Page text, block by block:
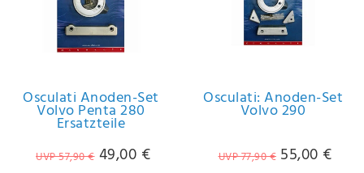
IHRE E-MAIL ADRESSE
Osculati Anoden-Set
Volvo Penta 280
Ersatzteile
UVP 57,90 € 49,00 €
Osculati: Anoden-Set
Volvo 290
UVP 77,90 € 55,00 €